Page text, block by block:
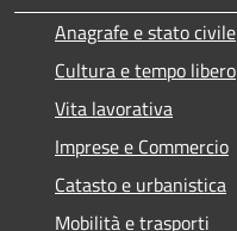
Anagrafe e stato civile
Cultura e tempo libero
Vita lavorativa
Imprese e Commercio
Catasto e urbanistica
Mobilità e trasporti